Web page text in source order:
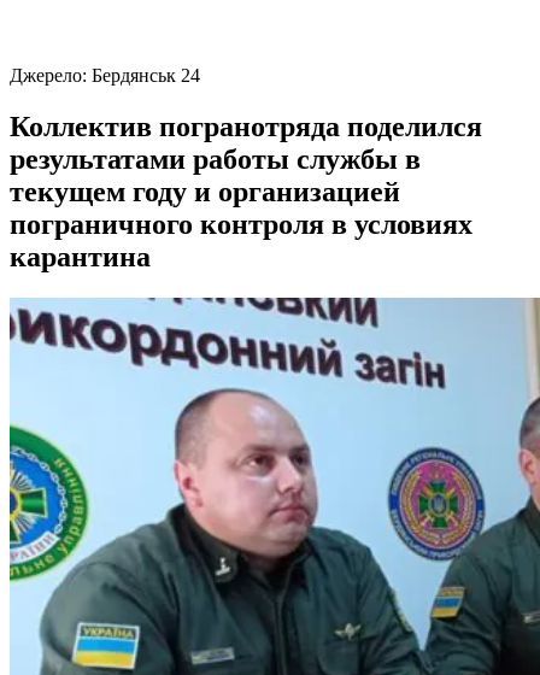
Джерело: Бердянськ 24
Коллектив погранотряда поделился
результатами работы службы в
текущем году и организацией
пограничного контроля в условиях
карантина